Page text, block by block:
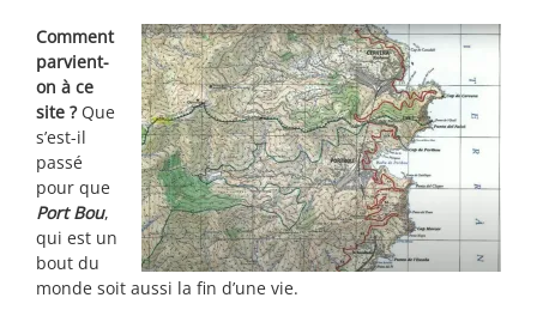
Comment
parvient-
on à ce
site ?Que
s’est-il
passé
pour que
Port Bou,
qui est un
bout du
monde soit aussi la fin d’une vie.